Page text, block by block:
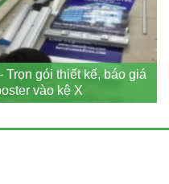
Trọn gói thiết kế, báo giá
vào kệ X